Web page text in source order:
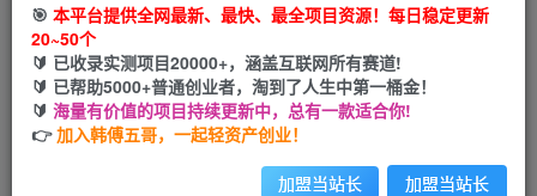
立即购买
您当前未登录！建议登陆后购买，可保存购买订单
🎯 本平台提供全网最新、最快、最全项目资源！每日稳定更新
20~50个
🔰 已收录实测项目20000+，涵盖互联网所有赛道!
🔰 已帮助5000+普通创业者，淘到了人生中第一桶金！
🔰 海量有价值的项目持续更新中，总有一款适合你!
👉加入韩傅五哥，一起轻资产创业！
加盟当站长 加盟当站长